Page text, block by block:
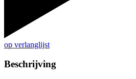
op verlanglijst
Beschrijving